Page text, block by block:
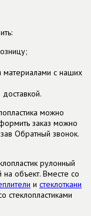
материалами с наших
доставкой.
можно
заказ можно
Обратный звонок.
рулонный
объект. Вместе со
и стеклоткани